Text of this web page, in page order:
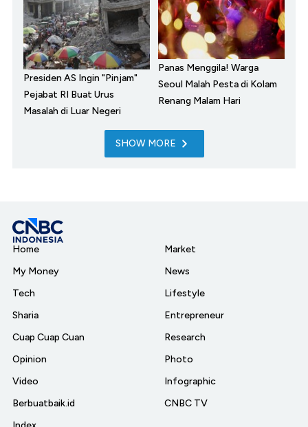
Presiden AS Ingin "Pinjam"
Pejabat RI Buat Urus
Masalah di Luar Negeri
Panas Menggila! Warga
Seoul Malah Pesta di Kolam
Renang Malam Hari
SHOW MORE
Home
My Money
Tech
Sharia
Cuap Cuap Cuan
Opinion
Video
Berbuatbaik.id
Market
News
Lifestyle
Entrepreneur
Research
Photo
Infographic
CNBC TV